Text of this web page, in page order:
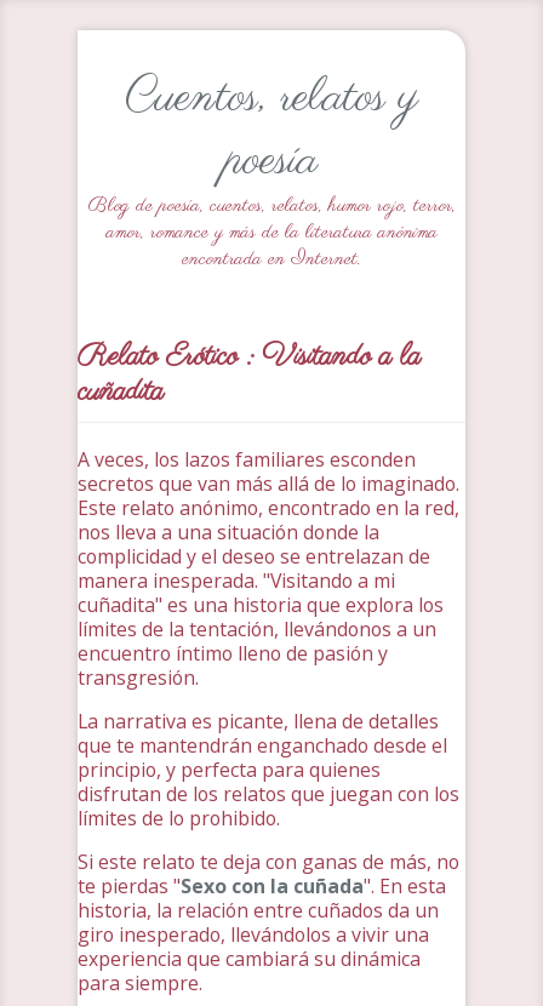
Cuentos, relatos y
poesía
Blog de poesía, cuentos, relatos, humor rojo, terror,
amor, romance y más de la literatura anónima
encontrada en Internet.
Relato Erótico : Visitando a la
cuñadita
A veces, los lazos familiares esconden
secretos que van más allá de lo imaginado.
Este relato anónimo, encontrado en la red,
nos lleva a una situación donde la
complicidad y el deseo se entrelazan de
manera inesperada. "Visitando a mi
cuñadita" es una historia que explora los
límites de la tentación, llevándonos a un
encuentro íntimo lleno de pasión y
transgresión.
La narrativa es picante, llena de detalles
que te mantendrán enganchado desde el
principio, y perfecta para quienes
disfrutan de los relatos que juegan con los
límites de lo prohibido.
Si este relato te deja con ganas de más, no
te pierdas "Sexo con la cuñada". En esta
historia, la relación entre cuñados da un
giro inesperado, llevándolos a vivir una
experiencia que cambiará su dinámica
para siempre.